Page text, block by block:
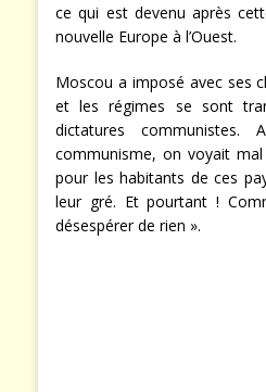
ce qui est devenu après
nouvelle Europe à l’Ouest.
Moscou a imposé avec ses
et les régimes se sont
dictatures communistes.
communisme, on voyait
pour les habitants de ces
leur gré. Et pourtant !
désespérer de rien ».